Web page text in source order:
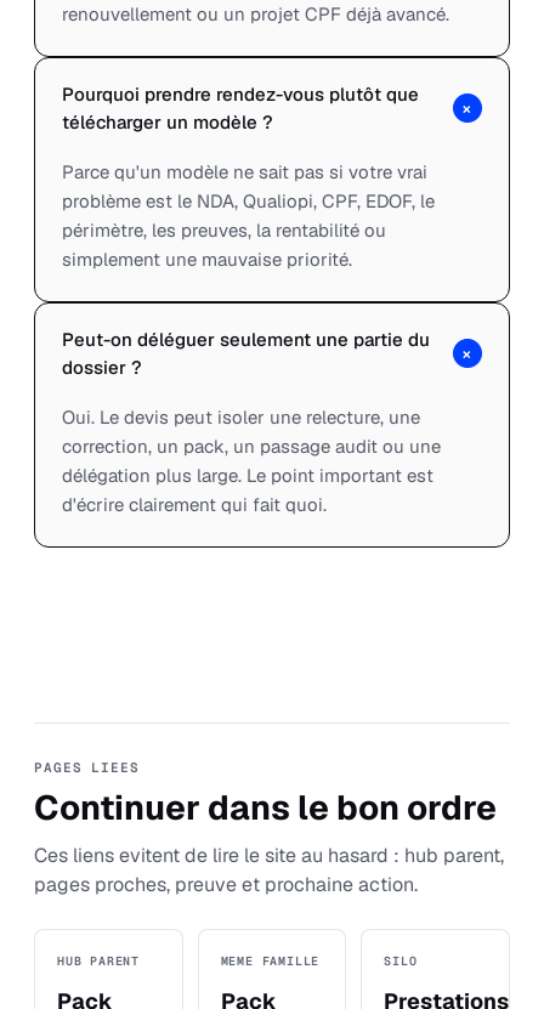
renouvellement ou un projet CPF déjà avancé.
Pourquoi prendre rendez-vous plutôt que
télécharger un modèle ?
+
Parce qu'un modèle ne sait pas si votre vrai
problème est le NDA, Qualiopi, CPF, EDOF, le
périmètre, les preuves, la rentabilité ou
simplement une mauvaise priorité.
Peut-on déléguer seulement une partie du
dossier ?
+
Oui. Le devis peut isoler une relecture, une
correction, un pack, un passage audit ou une
délégation plus large. Le point important est
d'écrire clairement qui fait quoi.
PAGES LIEES
Continuer dans le bon ordre
Ces liens evitent de lire le site au hasard : hub parent,
pages proches, preuve et prochaine action.
HUB PARENT
Pack
MEME FAMILLE
Pack
SILO
Prestations